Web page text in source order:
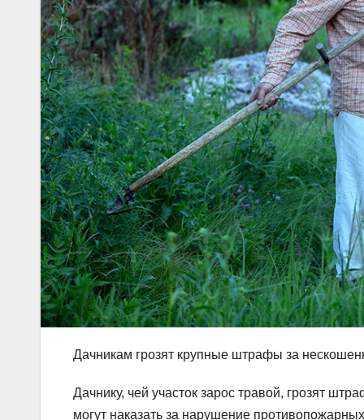
Дачникам грозят крупные штрафы за
Дачнику, чей участок зарос травой, грозят
могут наказать за нарушение